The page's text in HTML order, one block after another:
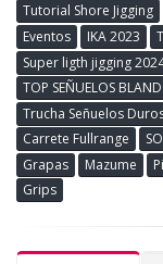
Tutorial Shore Jigging
Eventos
IKA 2023
Super ligth jigging
TOP SEÑUELOS
Trucha Señuelos
Carrete Fullrange
Grapas
Mazume
Grips